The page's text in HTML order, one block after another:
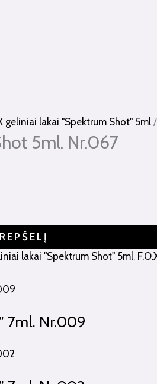
geliniai lakai "Spektrum Shot" 5ml
5ml. Nr.067
lakai "Spektrum Shot" 5ml,
7ml. Nr.009